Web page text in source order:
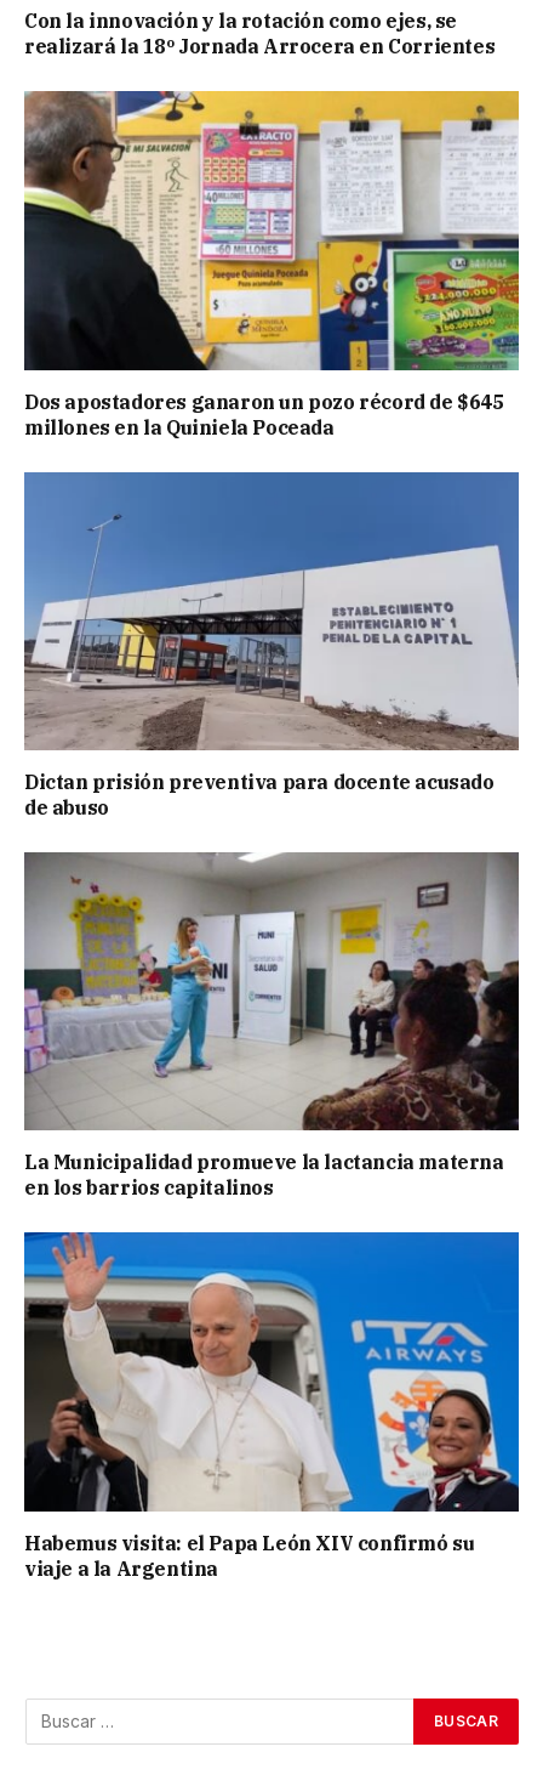
Con la innovación y la rotación como ejes, se
realizará la 18º Jornada Arrocera en Corrientes
Dos apostadores ganaron un pozo récord de $645
millones en la Quiniela Poceada
Dictan prisión preventiva para docente acusado
de abuso
La Municipalidad promueve la lactancia materna
en los barrios capitalinos
Habemus visita: el Papa León XIV confirmó su
viaje a la Argentina